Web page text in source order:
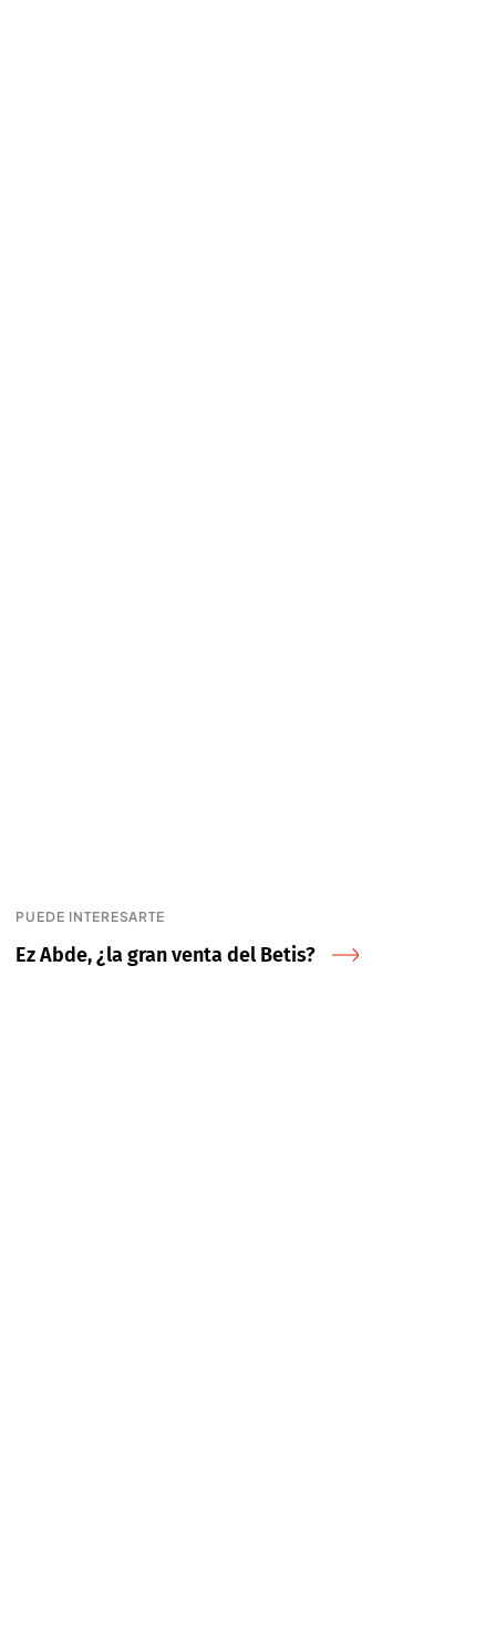
PUEDE INTERESARTE
Ez Abde, ¿la gran venta del Betis?